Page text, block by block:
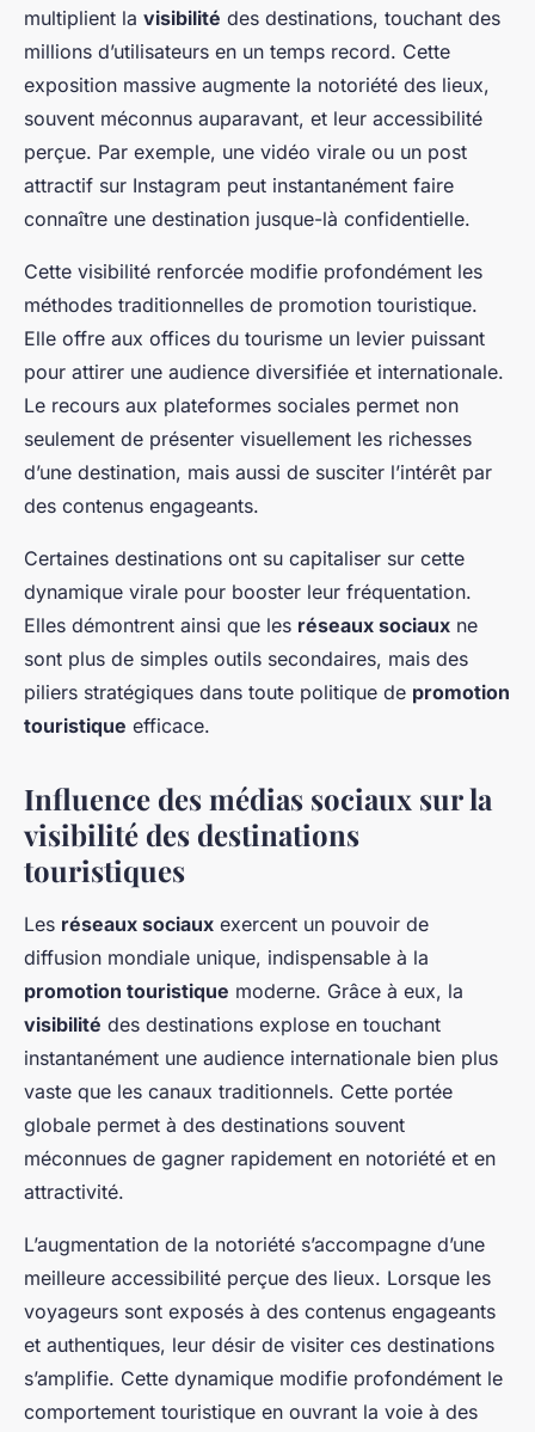
multiplient la visibilité des destinations, touchant des
millions d’utilisateurs en un temps record. Cette
exposition massive augmente la notoriété des lieux,
souvent méconnus auparavant, et leur accessibilité
perçue. Par exemple, une vidéo virale ou un post
attractif sur Instagram peut instantanément faire
connaître une destination jusque-là confidentielle.
Cette visibilité renforcée modifie profondément les
méthodes traditionnelles de promotion touristique.
Elle offre aux offices du tourisme un levier puissant
pour attirer une audience diversifiée et internationale.
Le recours aux plateformes sociales permet non
seulement de présenter visuellement les richesses
d’une destination, mais aussi de susciter l’intérêt par
des contenus engageants.
Certaines destinations ont su capitaliser sur cette
dynamique virale pour booster leur fréquentation.
Elles démontrent ainsi que les réseaux sociaux ne
sont plus de simples outils secondaires, mais des
piliers stratégiques dans toute politique de promotion
touristique efficace.
Influence des médias sociaux sur la
visibilité des destinations
touristiques
Les réseaux sociaux exercent un pouvoir de
diffusion mondiale unique, indispensable à la
promotion touristique moderne. Grâce à eux, la
visibilité des destinations explose en touchant
instantanément une audience internationale bien plus
vaste que les canaux traditionnels. Cette portée
globale permet à des destinations souvent
méconnues de gagner rapidement en notoriété et en
attractivité.
L’augmentation de la notoriété s’accompagne d’une
meilleure accessibilité perçue des lieux. Lorsque les
voyageurs sont exposés à des contenus engageants
et authentiques, leur désir de visiter ces destinations
s’amplifie. Cette dynamique modifie profondément le
comportement touristique en ouvrant la voie à des